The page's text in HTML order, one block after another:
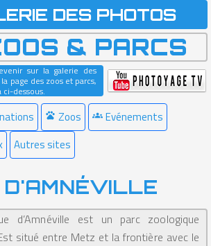
DES PHOTOS
& PARCS
sur la galerie des
page des zoos et parcs,
dessous.
Zoos
Evénements
Autres sites
D'AMNÉVILLE
d’Amnéville est un parc zoologique
situé entre Metz et la frontière avec le